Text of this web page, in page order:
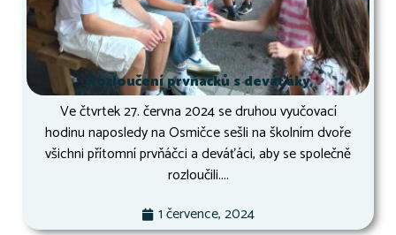
Rozloučení prvňáčků s deváťáky
Ve čtvrtek 27. června 2024 se druhou vyučovací
hodinu naposledy na Osmičce sešli na školním dvoře
všichni přítomní prvňáčci a deváťáci, aby se společně
rozloučili....
1 července, 2024